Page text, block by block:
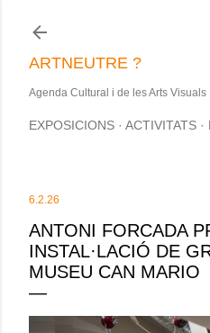
ARTNEUTRE ?
Agenda Cultural i de les Arts Visuals
EXPOSICIONS ACTIVITATS
6.2.26
ANTONI FORCADA
INSTAL·LACIÓ DE
MUSEU CAN MARIO